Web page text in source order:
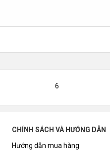
CHÍNH SÁCH VÀ HƯỚNG DẪN
Hướng dẫn mua hàng